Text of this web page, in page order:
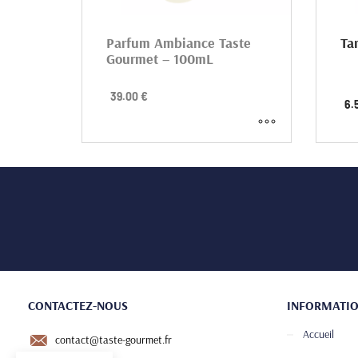
Parfum Ambiance Taste
Gourmet – 100mL
39.00€
CONTACTEZ-NOUS
contact@taste-gourmet.fr
Accueil